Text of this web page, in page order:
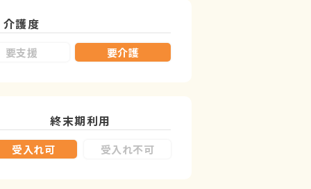
介護度
要支援 要介護
終末期利用
受入れ可 受入れ不可